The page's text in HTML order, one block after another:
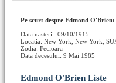
Pe scurt despre Edmond O'Brien:
Data nasterii: 09/10/1915
Locatia: New York, New York,
Zodia: Fecioara
Data decesului: 9 Mai 1985
Edmond O'Brien Liste